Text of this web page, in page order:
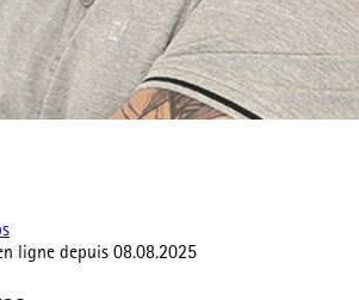
ligne depuis 08.08.2025